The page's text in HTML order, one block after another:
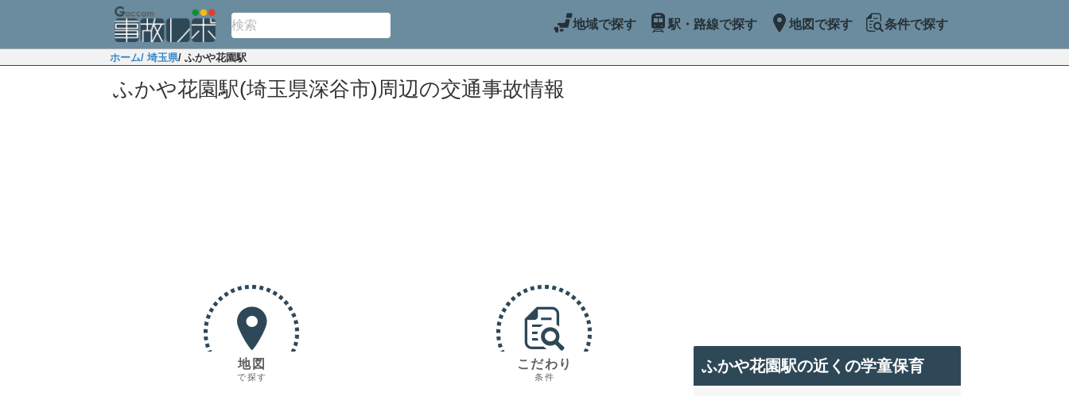
地域で探す 駅・路線で探す 地図で探す 条件で探す
ホーム/ 埼玉県/ ふかや花園駅
ふかや花園駅(埼玉県深谷市)周辺の交通事故情報
地図
で探す
こだわり
条件
ふかや花園駅の近くの学童保育